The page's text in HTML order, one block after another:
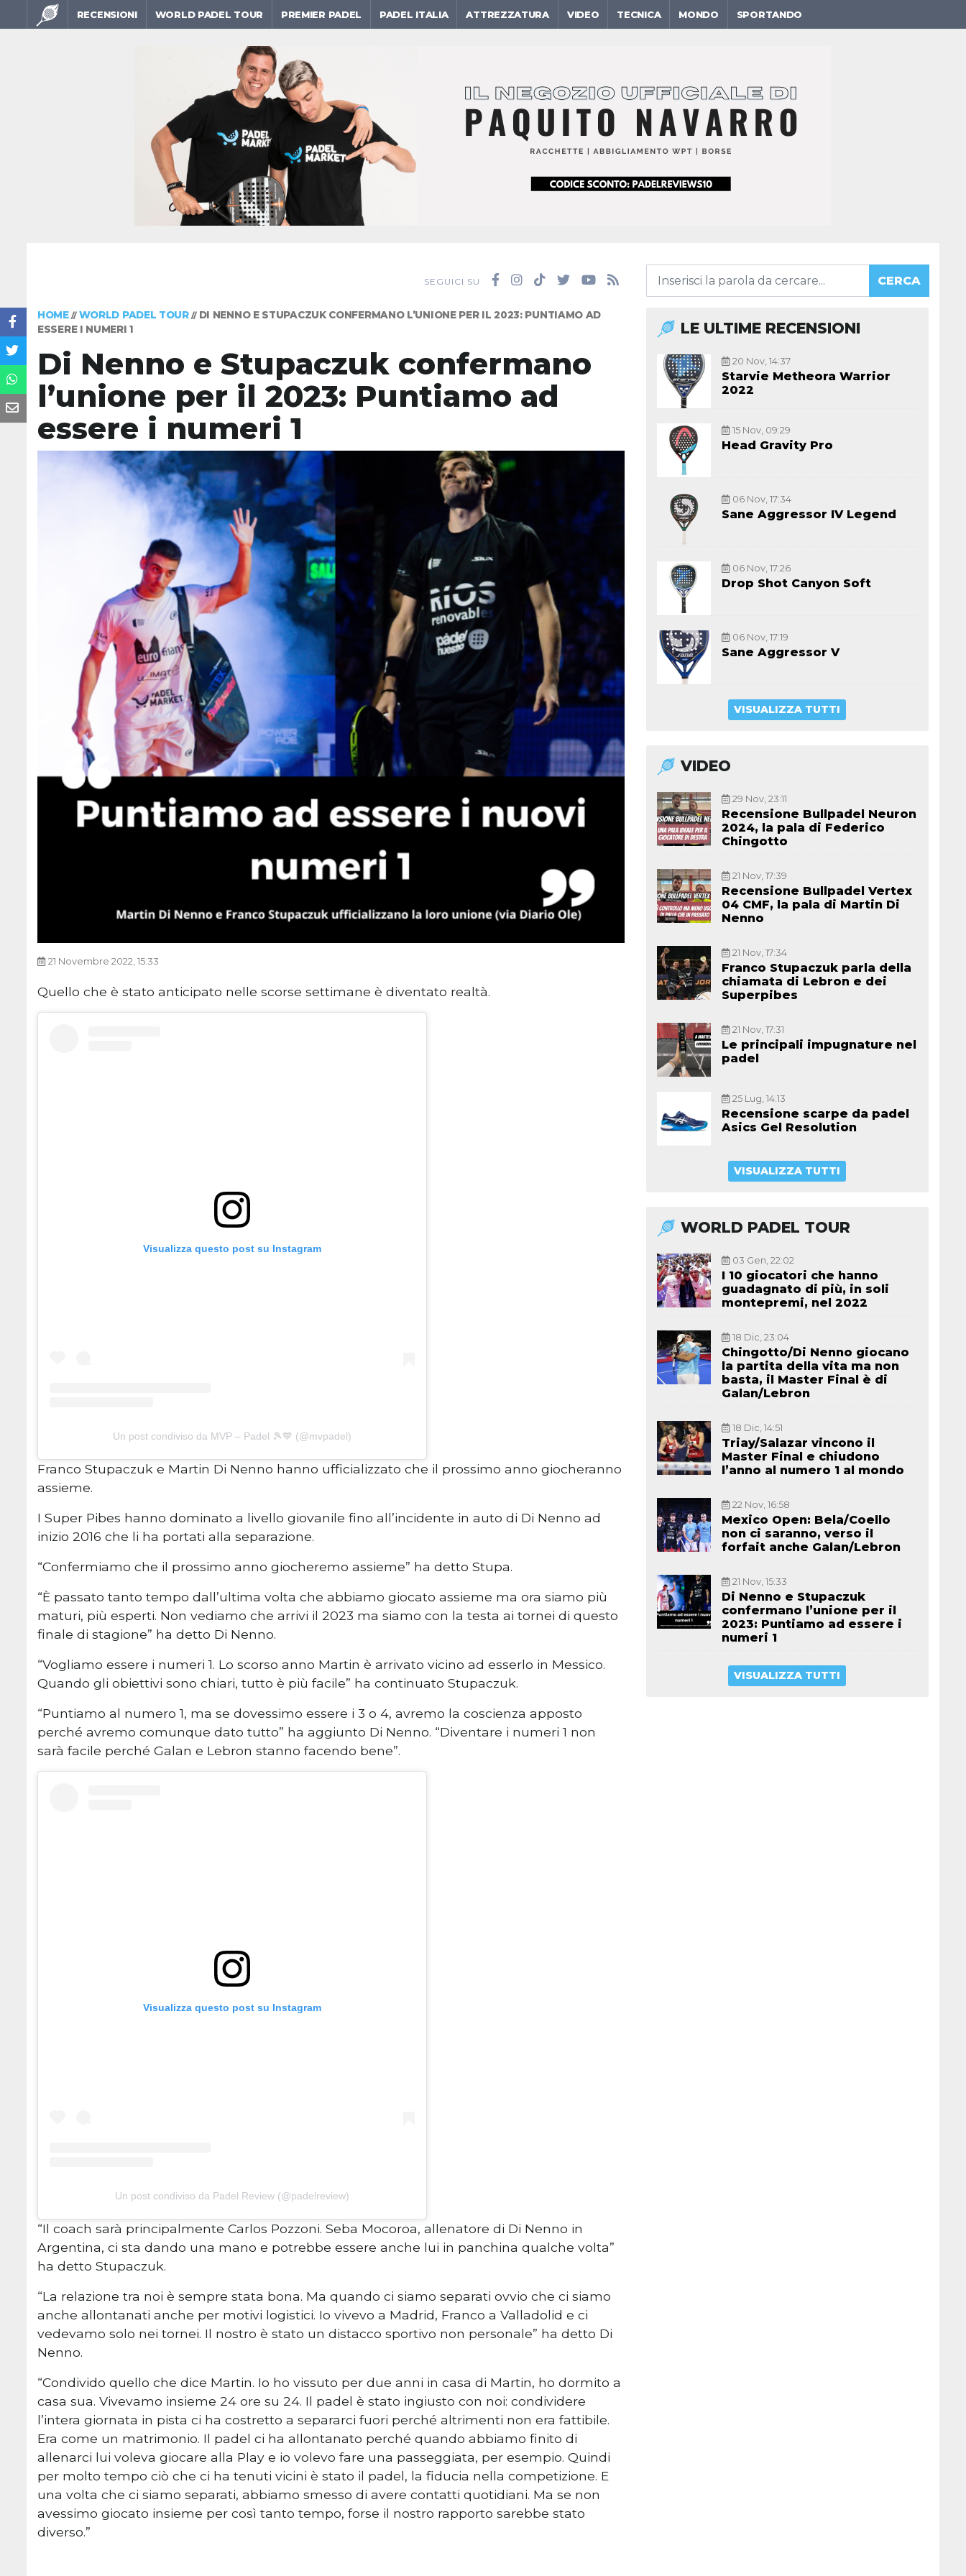
RECENSIONI WORLD PADEL TOUR PREMIER PADEL PADEL ITALIA ATTREZZATURA VIDEO TECNICA MONDO SPORTANDO
SEGUICI SU CERCA
HOME// WORLD PADEL TOUR// DI NENNO E STUPACZUK CONFERMANO L’UNIONE PER IL 2023: PUNTIAMO AD
ESSERE I NUMERI 1
Di Nenno e Stupaczuk confermano
l’unione per il 2023: Puntiamo ad
essere i numeri 1
21 Novembre 2022, 15:33
Quello che è stato anticipato nelle scorse settimane è diventato realtà.
Visualizza questo post su Instagram
Un post condiviso da MVP – Padel 🎾💙 (@mvpadel)
Franco Stupaczuk e Martin Di Nenno hanno ufficializzato che il prossimo anno giocheranno
assieme.
I Super Pibes hanno dominato a livello giovanile fino all’incidente in auto di Di Nenno ad
inizio 2016 che li ha portati alla separazione.
“Confermiamo che il prossimo anno giocheremo assieme” ha detto Stupa.
“È passato tanto tempo dall’ultima volta che abbiamo giocato assieme ma ora siamo più
maturi, più esperti. Non vediamo che arrivi il 2023 ma siamo con la testa ai tornei di questo
finale di stagione” ha detto Di Nenno.
“Vogliamo essere i numeri 1. Lo scorso anno Martin è arrivato vicino ad esserlo in Messico.
Quando gli obiettivi sono chiari, tutto è più facile” ha continuato Stupaczuk.
“Puntiamo al numero 1, ma se dovessimo essere i 3 o 4, avremo la coscienza apposto
perché avremo comunque dato tutto” ha aggiunto Di Nenno. “Diventare i numeri 1 non
sarà facile perché Galan e Lebron stanno facendo bene”.
Visualizza questo post su Instagram
Un post condiviso da Padel Review (@padelreview)
“Il coach sarà principalmente Carlos Pozzoni. Seba Mocoroa, allenatore di Di Nenno in
Argentina, ci sta dando una mano e potrebbe essere anche lui in panchina qualche volta”
ha detto Stupaczuk.
“La relazione tra noi è sempre stata bona. Ma quando ci siamo separati ovvio che ci siamo
anche allontanati anche per motivi logistici. Io vivevo a Madrid, Franco a Valladolid e ci
vedevamo solo nei tornei. Il nostro è stato un distacco sportivo non personale” ha detto Di
Nenno.
“Condivido quello che dice Martin. Io ho vissuto per due anni in casa di Martin, ho dormito a
casa sua. Vivevamo insieme 24 ore su 24. Il padel è stato ingiusto con noi: condividere
l’intera giornata in pista ci ha costretto a separarci fuori perché altrimenti non era fattibile.
Era come un matrimonio. Il padel ci ha allontanato perché quando abbiamo finito di
allenarci lui voleva giocare alla Play e io volevo fare una passeggiata, per esempio. Quindi
per molto tempo ciò che ci ha tenuti vicini è stato il padel, la fiducia nella competizione. E
una volta che ci siamo separati, abbiamo smesso di avere contatti quotidiani. Ma se non
avessimo giocato insieme per così tanto tempo, forse il nostro rapporto sarebbe stato
diverso.”
LE ULTIME RECENSIONI
20 Nov, 14:37
Starvie Metheora Warrior
2022
15 Nov, 09:29
Head Gravity Pro
06 Nov, 17:34
Sane Aggressor IV Legend
06 Nov, 17:26
Drop Shot Canyon Soft
06 Nov, 17:19
Sane Aggressor V
VISUALIZZA TUTTI
VIDEO
29 Nov, 23:11
Recensione Bullpadel Neuron
2024, la pala di Federico
Chingotto
21 Nov, 17:39
Recensione Bullpadel Vertex
04 CMF, la pala di Martin Di
Nenno
21 Nov, 17:34
Franco Stupaczuk parla della
chiamata di Lebron e dei
Superpibes
21 Nov, 17:31
Le principali impugnature nel
padel
25 Lug, 14:13
Recensione scarpe da padel
Asics Gel Resolution
VISUALIZZA TUTTI
WORLD PADEL TOUR
03 Gen, 22:02
I 10 giocatori che hanno
guadagnato di più, in soli
montepremi, nel 2022
18 Dic, 23:04
Chingotto/Di Nenno giocano
la partita della vita ma non
basta, il Master Final è di
Galan/Lebron
18 Dic, 14:51
Triay/Salazar vincono il
Master Final e chiudono
l’anno al numero 1 al mondo
22 Nov, 16:58
Mexico Open: Bela/Coello
non ci saranno, verso il
forfait anche Galan/Lebron
21 Nov, 15:33
Di Nenno e Stupaczuk
confermano l’unione per il
2023: Puntiamo ad essere i
numeri 1
VISUALIZZA TUTTI